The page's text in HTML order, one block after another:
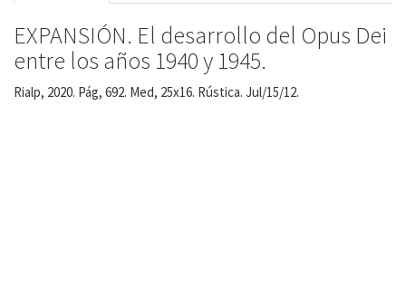
EXPANSIÓN. El desarrollo del Opus Dei
entre los años 1940 y 1945.
Rialp, 2020. Pág, 692. Med, 25x16. Rústica. Jul/15/12.